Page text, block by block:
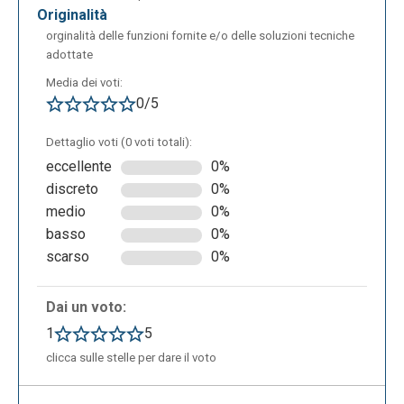
Una volta conclusa la presentazione e le rispettive
attività, cliccando su "My Reports" nella pagina di
dashboard, sarà possibile visionare le attività
svolte, gli studenti che hanno partecipato (e non
partecipato) e le rispettive risposte ai diversi
quesiti.
originalità
orginalità delle funzioni fornite e/o delle soluzioni tecniche
adottate
Media dei voti:
0/5
Dettaglio voti (0 voti totali):
eccellente
0%
discreto
0%
medio
0%
basso
0%
scarso
0%
Dai un voto:
1
5
clicca sulle stelle per dare il voto